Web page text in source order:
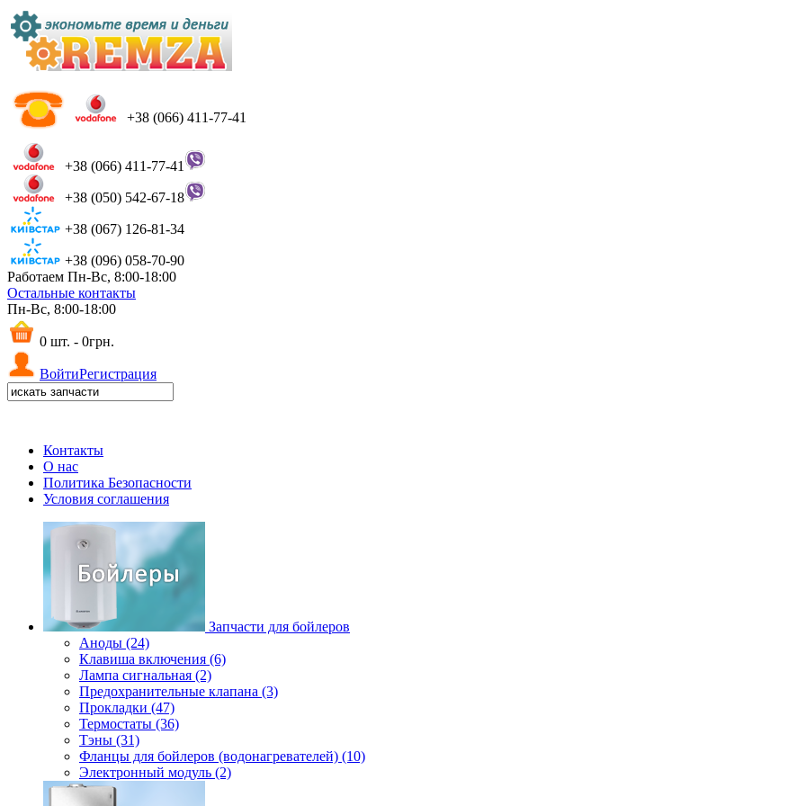
+38 (066) 411-77-41
+38 (066) 411-77-41
+38 (050) 542-67-18
+38 (067) 126-81-34
+38 (096) 058-70-90
Работаем Пн-Вс, 8:00-18:00
Остальные контакты
Пн-Вс, 8:00-18:00
0 шт. - 0грн.
ВойтиРегистрация
Контакты
О нас
Политика Безопасности
Условия соглашения
Запчасти для бойлеров
Аноды (24)
Клавиша включения (6)
Лампа сигнальная (2)
Предохранительные клапана (3)
Прокладки (47)
Термостаты (36)
Тэны (31)
Фланцы для бойлеров (водонагревателей) (10)
Электронный модуль (2)